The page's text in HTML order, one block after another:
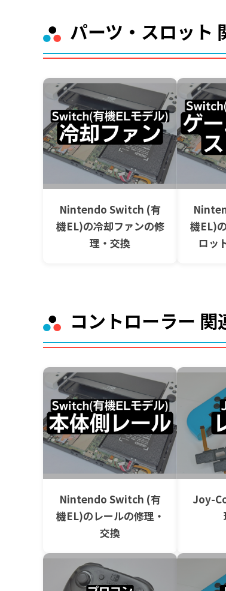
パーツ・スロット
Nintendo Switch (有
機EL)の冷却ファンの修
理・交換
機EL)
ロッ
コントローラー 関
Nintendo Switch (有
機EL)のレールの修理・
交換
Joy-